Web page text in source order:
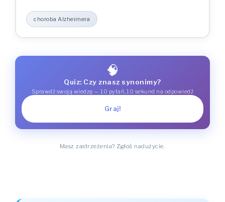
choroba Alzheimera
🧠
Quiz: Czy znasz synonimy?
Sprawdź swoją wiedzę — 10 pytań, 10 sekund na odpowiedź
Graj!
Masz zastrzeżenia? Zgłoś nadużycie.